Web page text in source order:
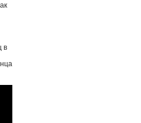
в